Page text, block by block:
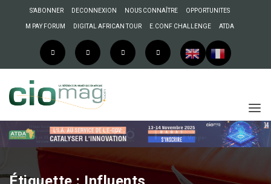
S’ABONNER DECONNEXION NOUS CONNAÎTRE OPPORTUNITES
M PAY FORUM DIGITAL AFRICAN TOUR E.CONF CHALLENGE ATDA